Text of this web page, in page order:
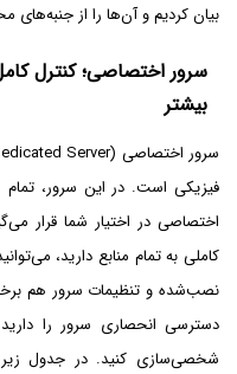
بیان کردیم و آن‌ها را از جنبه‌های
سرور اختصاصی؛ کنترل
بیشتر
فیزیکی است. در این سرور،
اختصاصی در اختیار شما قرار
کاملی به تمام منابع دارید،
نصب‌شده و تنظیمات سرور هم
دسترسی انحصاری سرور را
شخصی‌سازی کنید. در جدول زیر